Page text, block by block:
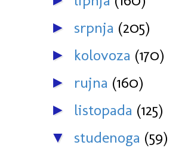
► srpnja (205)
► kolovoza (170)
► rujna (160)
► listopada (125)
▼ studenoga (59)